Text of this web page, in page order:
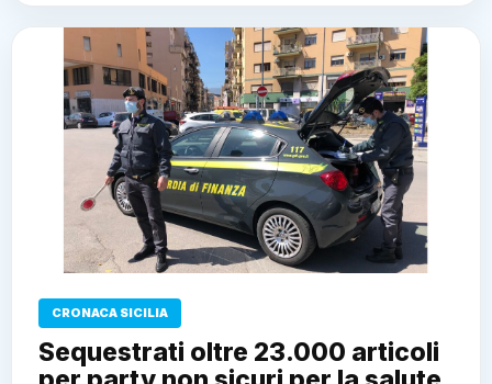
CRONACA SICILIA
Sequestrati oltre 23.000 articoli
per party non sicuri per la salute
dei consumatori
7 Gennaio 2022 - 20:24 Sebastiano Adduso